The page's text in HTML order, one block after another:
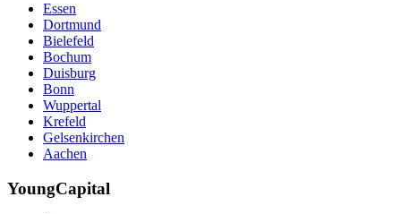
Essen
Dortmund
Bielefeld
Bochum
Duisburg
Bonn
Wuppertal
Krefeld
Gelsenkirchen
Aachen
YoungCapital